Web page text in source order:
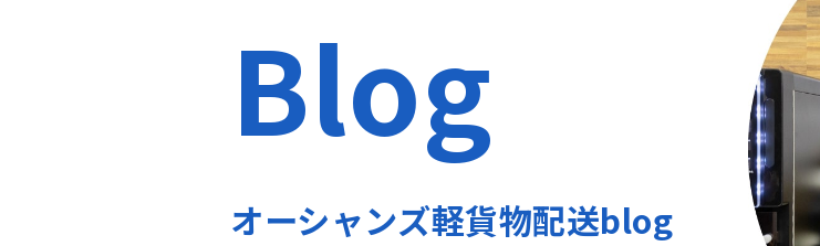
Blog
オーシャンズ軽貨物配送blog